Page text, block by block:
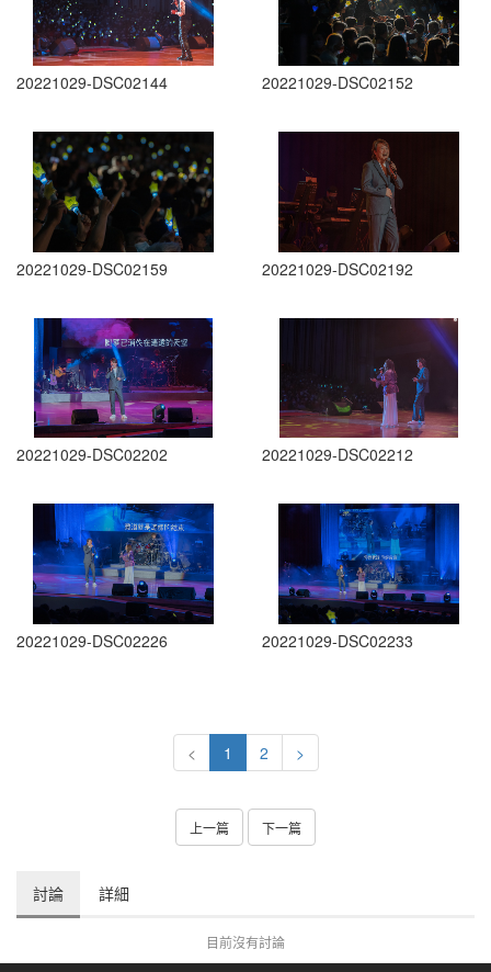
20221029-DSC02144 20221029-DSC02152
20221029-DSC02159 20221029-DSC02192
20221029-DSC02202 20221029-DSC02212
20221029-DSC02226 20221029-DSC02233
< 1 2 >
上一篇 下一篇
討論 詳細
目前沒有討論